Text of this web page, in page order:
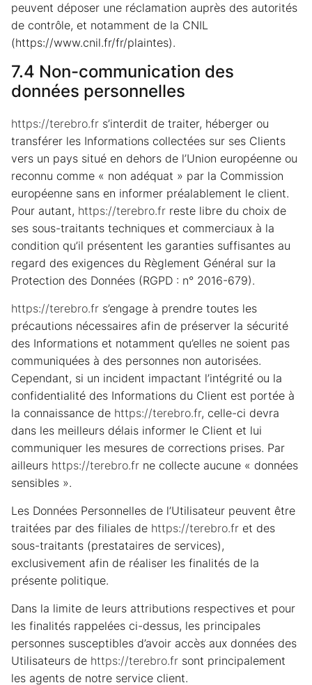
peuvent déposer une réclamation auprès des autorités
de contrôle, et notamment de la CNIL
(https://www.cnil.fr/fr/plaintes).
7.4 Non-communication des
données personnelles
https://terebro.fr s’interdit de traiter, héberger ou
transférer les Informations collectées sur ses Clients
vers un pays situé en dehors de l’Union européenne ou
reconnu comme « non adéquat » par la Commission
européenne sans en informer préalablement le client.
Pour autant, https://terebro.fr reste libre du choix de
ses sous-traitants techniques et commerciaux à la
condition qu’il présentent les garanties suffisantes au
regard des exigences du Règlement Général sur la
Protection des Données (RGPD : n° 2016-679).
https://terebro.fr s’engage à prendre toutes les
précautions nécessaires afin de préserver la sécurité
des Informations et notamment qu’elles ne soient pas
communiquées à des personnes non autorisées.
Cependant, si un incident impactant l’intégrité ou la
confidentialité des Informations du Client est portée à
la connaissance de https://terebro.fr, celle-ci devra
dans les meilleurs délais informer le Client et lui
communiquer les mesures de corrections prises. Par
ailleurs https://terebro.fr ne collecte aucune « données
sensibles ».
Les Données Personnelles de l’Utilisateur peuvent être
traitées par des filiales de https://terebro.fr et des
sous-traitants (prestataires de services),
exclusivement afin de réaliser les finalités de la
présente politique.
Dans la limite de leurs attributions respectives et pour
les finalités rappelées ci-dessus, les principales
personnes susceptibles d’avoir accès aux données des
Utilisateurs de https://terebro.fr sont principalement
les agents de notre service client.